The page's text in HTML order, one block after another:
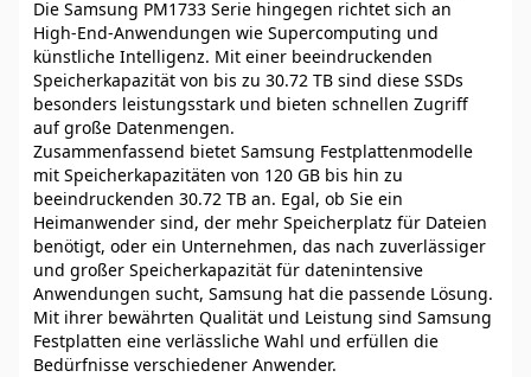
Die Samsung PM1733 Serie hingegen richtet sich an
High-End-Anwendungen wie Supercomputing und
künstliche Intelligenz. Mit einer beeindruckenden
Speicherkapazität von bis zu 30.72 TB sind diese SSDs
besonders leistungsstark und bieten schnellen Zugriff
auf große Datenmengen.
Zusammenfassend bietet Samsung Festplattenmodelle
mit Speicherkapazitäten von 120 GB bis hin zu
beeindruckenden 30.72 TB an. Egal, ob Sie ein
Heimanwender sind, der mehr Speicherplatz für Dateien
benötigt, oder ein Unternehmen, das nach zuverlässiger
und großer Speicherkapazität für datenintensive
Anwendungen sucht, Samsung hat die passende Lösung.
Mit ihrer bewährten Qualität und Leistung sind Samsung
Festplatten eine verlässliche Wahl und erfüllen die
Bedürfnisse verschiedener Anwender.